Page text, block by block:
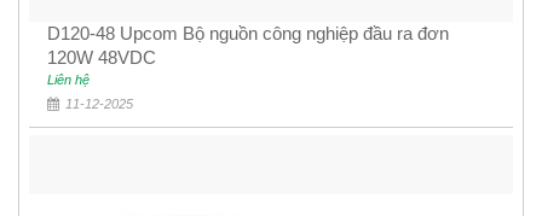
D120-48 Upcom Bộ nguồn công nghiệp đầu ra đơn
120W 48VDC
Liên hệ
11-12-2025